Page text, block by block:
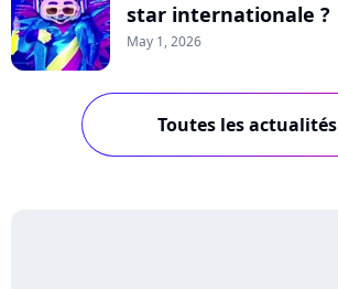
star internationale ?
May 1, 2026
Toutes les actualités